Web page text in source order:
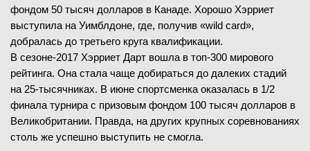
фондом 50 тысяч долларов в Канаде. Хорошо Хэрриет
выступила на Уимблдоне, где, получив «wild card»,
добралась до третьего круга квалификации.
В сезоне-2017 Хэрриет Дарт вошла в топ-300 мирового
рейтинга. Она стала чаще добираться до далеких стадий
на 25-тысячниках. В июне спортсменка оказалась в 1/2
финала турнира с призовым фондом 100 тысяч долларов в
Великобритании. Правда, на других крупных соревнованиях
столь же успешно выступить не смогла.